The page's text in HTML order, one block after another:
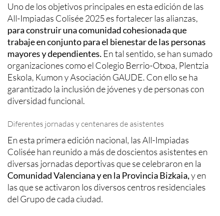
Uno de los objetivos principales en esta edición de las
All-Impiadas Colisée 2025 es fortalecer las alianzas,
para construir una comunidad cohesionada que
trabaje en conjunto para el bienestar de las personas
mayores y dependientes. En tal sentido, se han sumado
organizaciones como el Colegio Berrio-Otxoa, Plentzia
Eskola, Kumon y Asociación GAUDE. Con ello se ha
garantizado la inclusión de jóvenes y de personas con
diversidad funcional.
Diferentes jornadas y centenares de asistentes
En esta primera edición nacional, las All-Impiadas
Colisée han reunido a más de doscientos asistentes en
diversas jornadas deportivas que se celebraron en la
Comunidad Valenciana y en la Provincia Bizkaia,y en
las que se activaron los diversos centros residenciales
del Grupo de cada ciudad.